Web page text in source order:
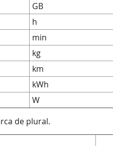
GB
h
min
kg
km
kWh
W
de plural.